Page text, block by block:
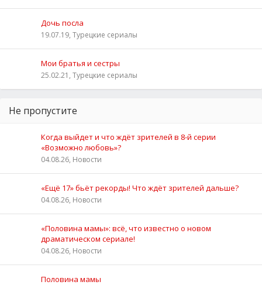
Дочь посла
19.07.19, Турецкие сериалы
Мои братья и сестры
25.02.21, Турецкие сериалы
Не пропустите
Когда выйдет и что ждёт зрителей в 8-й серии
«Возможно любовь»?
04.08.26, Новости
«Ещё 17» бьёт рекорды! Что ждёт зрителей дальше?
04.08.26, Новости
«Половина мамы»: всё, что известно о новом
драматическом сериале!
04.08.26, Новости
Половина мамы